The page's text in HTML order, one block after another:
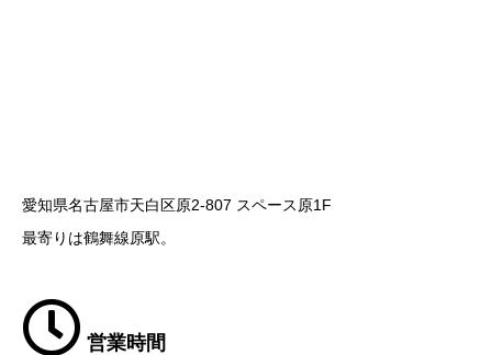
愛知県名古屋市天白区原2-807 スペース原1F
最寄りは鶴舞線原駅。
営業時間